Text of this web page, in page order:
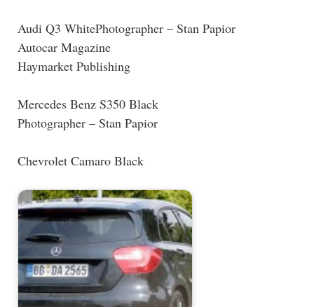
Audi Q3 WhitePhotographer – Stan Papior
Autocar Magazine
Haymarket Publishing
Mercedes Benz S350 Black
Photographer – Stan Papior
Chevrolet Camaro Black